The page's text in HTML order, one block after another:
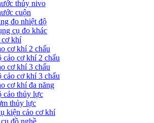
thủy nivo
cuộn
đo nhiệt độ
cụ đo khác
cơ khí
cơ khí 2 chấu
cảo cơ khí 2 chấu
cơ khí 3 chấu
cảo cơ khí 3 chấu
cơ khí đa năng
cảo thủy lực
thủy lực
kiện cảo cơ khí
đồ nghề